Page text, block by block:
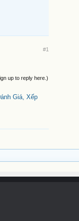
#1
up to reply here.)
Giá, Xếp